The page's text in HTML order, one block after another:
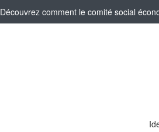
Découvrez comment le comité social